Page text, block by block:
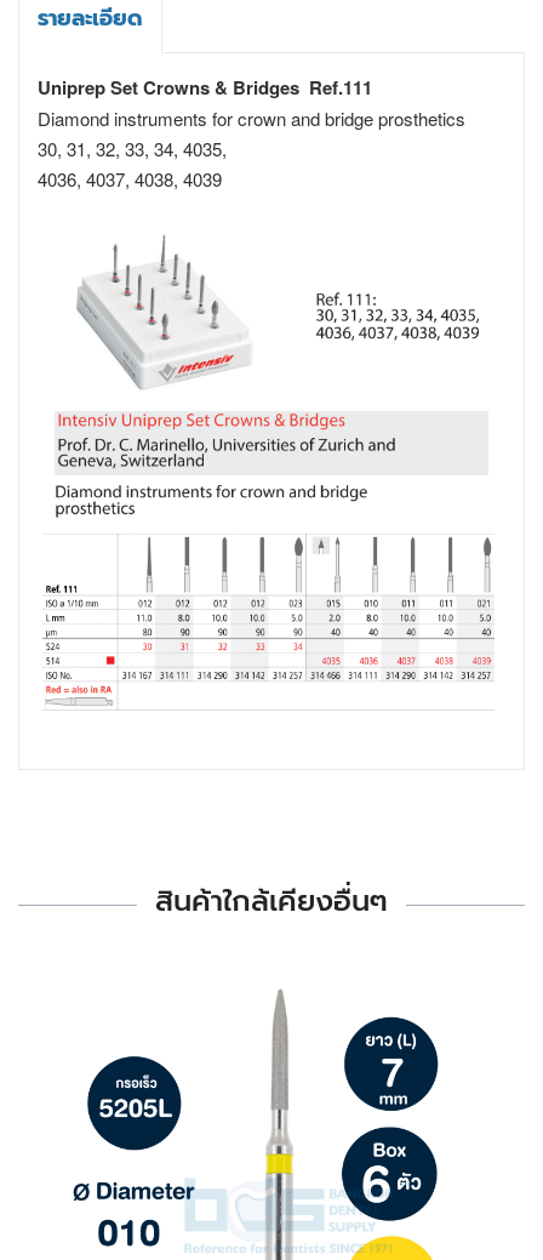
รายละเอียด
Uniprep Set Crowns & Bridges Ref.111
Diamond instruments for crown and bridge prosthetics
30, 31, 32, 33, 34, 4035,
4036, 4037, 4038, 4039
สินค้าใกล้เคียงอื่นๆ